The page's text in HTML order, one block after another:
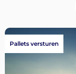
Pallets versturen